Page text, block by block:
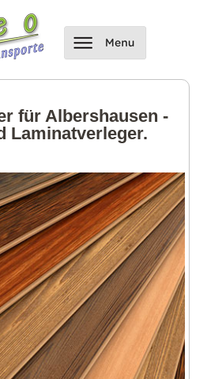
für Albershausen -
Laminatverleger.